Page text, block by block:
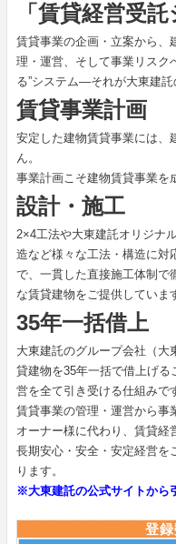
「賃貸経営受託
賃貸事業の企画・立案から、
理・運営、そして事業リスク
る”システム―それが大東建託
賃貸事業計画
安定した建物賃貸事業には、
ん。
事業計画こそ建物賃貸事業を
設計・施工
2×4工法や大東建託オリジナ
造など様々な工法・構造に対
で、一貫した直接施工体制で
な賃貸建物をご提供していま
35年一括借上
大東建託のグループ会社（大
貸建物を35年一括で借上げ
営を全て引き受ける仕組みで
賃貸事業の管理・運営から事
オーナー様に代わり、賃貸経
長期安心・安全・安定経営を
ります。
※大東建託の公式サイトから
登